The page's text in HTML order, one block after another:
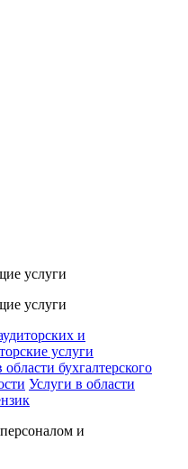
услуги
услуги
и
услуги
бухгалтерского
Услуги в области
и